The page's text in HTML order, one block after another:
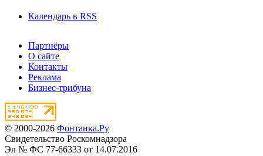
Календарь в RSS
Партнёры
О сайте
Контакты
Реклама
Бизнес-трибуна
© 2000-2026 Фонтанка.Ру
Свидетельство Роскомнадзора
Эл № ФС 77-66333 от 14.07.2016